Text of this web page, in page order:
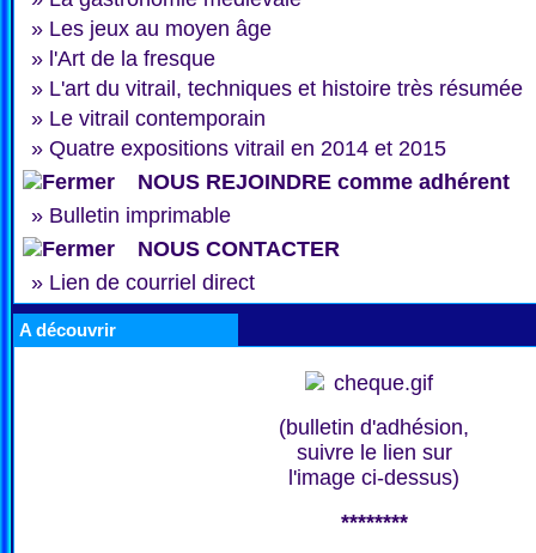
» Les jeux au moyen âge
» l'Art de la fresque
» L'art du vitrail, techniques et histoire très résumée
» Le vitrail contemporain
» Quatre expositions vitrail en 2014 et 2015
NOUS REJOINDRE comme adhérent
» Bulletin imprimable
NOUS CONTACTER
» Lien de courriel direct
A découvrir
(bulletin d'adhésion,
suivre le lien sur
l'image ci-dessus)
********